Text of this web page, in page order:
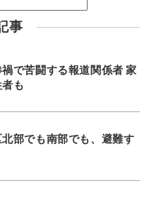
事
禍で苦闘する報道関係者 家
も
北部でも南部でも、避難す